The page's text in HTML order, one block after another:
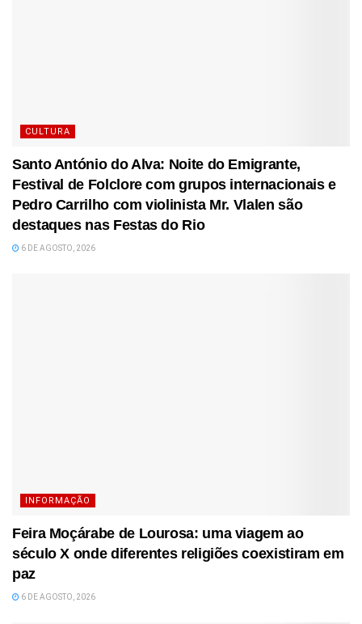
CULTURA
Santo António do Alva: Noite do Emigrante,
Festival de Folclore com grupos internacionais e
Pedro Carrilho com violinista Mr. Vlalen são
destaques nas Festas do Rio
6 DE AGOSTO, 2026
INFORMAÇÃO
Feira Moçárabe de Lourosa: uma viagem ao
século X onde diferentes religiões coexistiram em
paz
6 DE AGOSTO, 2026